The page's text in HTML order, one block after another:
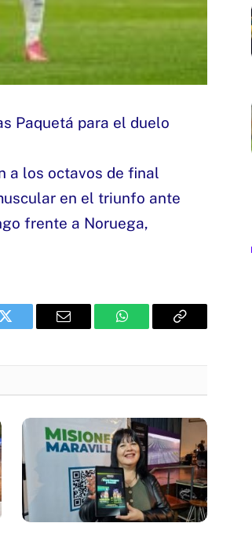
a los octavos de final
en el triunfo ante
frente a Noruega,
Twitter Email WhatsAppCopy